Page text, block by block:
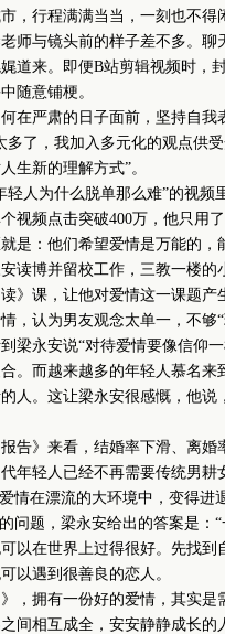
，行程满满当当，一刻也不得
与镜头前的样子差不多。聊
道来。即便B站剪辑视频时，
随意铺梗。
严肃的日子面前，坚持自我
多了，我加入多元化的观点供
生新的理解方式”。
为什么脱单那么难”的视频
视频点击突破400万，他只用
是：他们希望爱情是万能的，
博并留校工作，三教一楼的
》课，让他对爱情这一课题
，认为男友观念太单一，不够
永安说“对待爱情要像信仰一
。而越来越多的年轻人慕名
人。这让梁永安很感慨，他
》来看，结婚率下滑、离婚
年轻人已经不再需要传统男
情在漂流的大环境中，变得进
题，梁永安给出的答案是：“
以在世界上过得很好。先找
以遇到很善良的恋人。
拥有一份好的爱情，其实是
间相互成全，安安静静成长